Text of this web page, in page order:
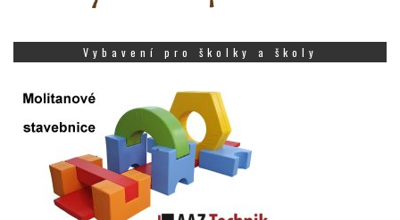
Vybavení pro školky a školy